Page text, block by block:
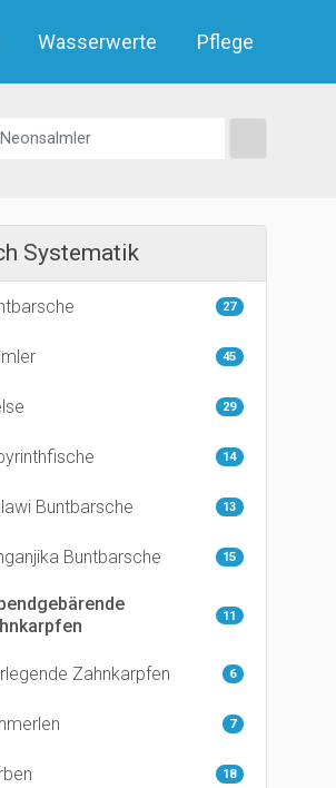
Wasserwerte Pflege
Systematik
27
45
29
14
Buntbarsche 13
Buntbarsche 15
11
Zahnkarpfen 6
7
18